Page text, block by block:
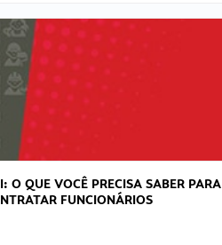
O QUE VOCÊ PRECISA SABER PARA
FUNCIONÁRIOS